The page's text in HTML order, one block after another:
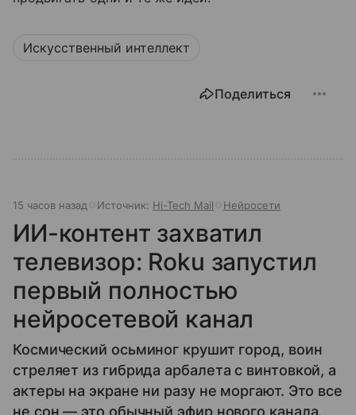
Искусственный интеллект
Поделиться
15 часов назад Источник: Hi-Tech Mail Нейросети
ИИ-контент захватил
телевизор: Roku запустил
первый полностью
нейросетевой канал
Космический осьминог крушит город, воин
стреляет из гибрида арбалета с винтовкой, а
актеры на экране ни разу не моргают. Это все
не сон — это обычный эфир нового канала.